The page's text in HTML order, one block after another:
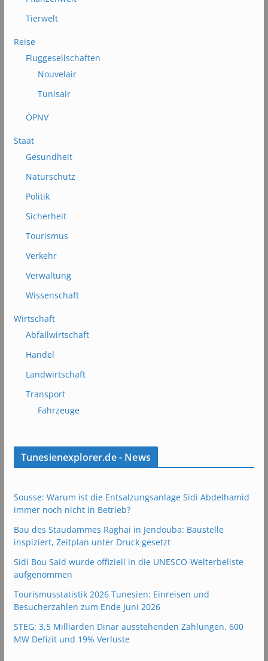
Tierwelt
Reise
Fluggesellschaften
Nouvelair
Tunisair
ÖPNV
Staat
Gesundheit
Naturschutz
Politik
Sicherheit
Tourismus
Verkehr
Verwaltung
Wissenschaft
Wirtschaft
Abfallwirtschaft
Handel
Landwirtschaft
Transport
Fahrzeuge
Tunesienexplorer.de - News
Sousse: Warum ist die Entsalzungsanlage Sidi Abdelhamid
immer noch nicht in Betrieb?
Bau des Staudammes Raghai in Jendouba: Baustelle
inspiziert, Zeitplan unter Druck gesetzt
Sidi Bou Said wurde offiziell in die UNESCO-Welterbeliste
aufgenommen
Tourismusstatistik 2026 Tunesien: Einreisen und
Besucherzahlen zum Ende Juni 2026
STEG: 3,5 Milliarden Dinar ausstehenden Zahlungen, 600
MW Defizit und 19% Verluste